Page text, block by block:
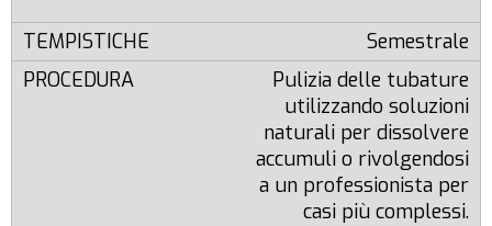
Semestrale
Pulizia delle tubature
utilizzando soluzioni
naturali per dissolvere
accumuli o rivolgendosi
a un professionista per
casi più complessi.